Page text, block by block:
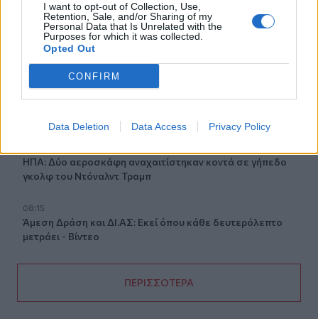
I want to opt-out of Collection, Use,
Retention, Sale, and/or Sharing of my
Personal Data that Is Unrelated with the
Purposes for which it was collected.
Opted Out
CONFIRM
Data Deletion Data Access Privacy Policy
08:28
Θεσσαλονίκη: Άγρια καταδίωξη έξω από το ΑΧΕΠΑ -
Σπασμένα τζάμια, φωνές και ένα κλεμμένο ΙΧ
08:25
"Βούλιαξε" από κόσμο το λιμάνι του Ηρακλείου το
ΗΠΑ: Δύο αεροσκάφη αναχαιτίστηκαν κοντά σε γήπεδο
γκολφ του Ντόναλντ Τραμπ
08:15
Άμεση Δράση και ΔΙ.ΑΣ: Εκεί όπου κάθε δευτερόλεπτο
μετράει - Βίντεο
ΠΕΡΙΣΣΟΤΕΡΑ